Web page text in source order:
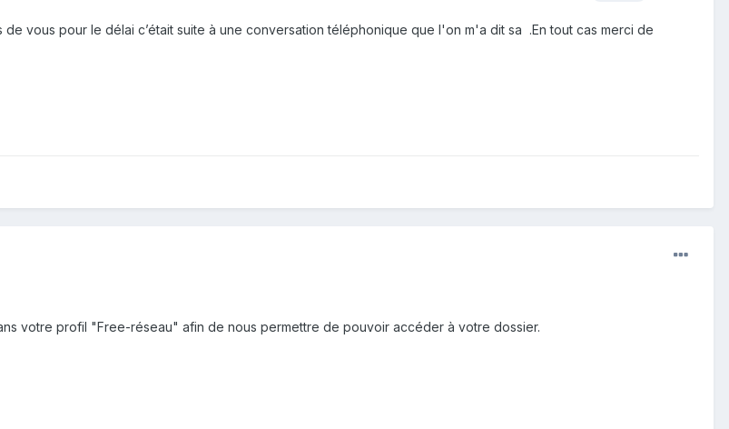
de vous pour le délai c’était suite à une conversation téléphonique que l'on m'a dit sa .En tout cas merci de
votre profil "Free-réseau" afin de nous permettre de pouvoir accéder à votre dossier.